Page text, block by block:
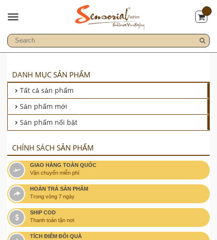
DANH MỤC SẢN PHẨM
Tất cả sản phẩm
Sản phẩm mới
Sản phẩm nổi bật
CHÍNH SÁCH SẢN PHẨM
GIAO HÀNG TOÀN QUỐC
Vận chuyển miễn phí
HOÀN TRẢ SẢN PHẨM
Trong vòng 7 ngày
SHIP COD
Thanh toán tận nơi
TÍCH ĐIỂM ĐỔI QUÀ